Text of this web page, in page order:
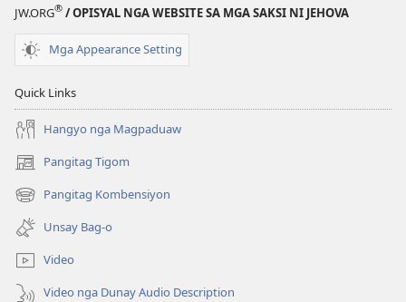
JW.ORG® / OPISYAL NGA WEBSITE SA MGA SAKSI NI JEHOVA
Mga Appearance Setting
Quick Links
Hangyo nga Magpaduaw
Pangitag Tigom
(mo-
open
ug
bag-
ong
window)
Pangitag Kombensiyon
(mo-
open
ug
bag-
ong
window)
Unsay Bag-o
Video
Video nga Dunay Audio Description